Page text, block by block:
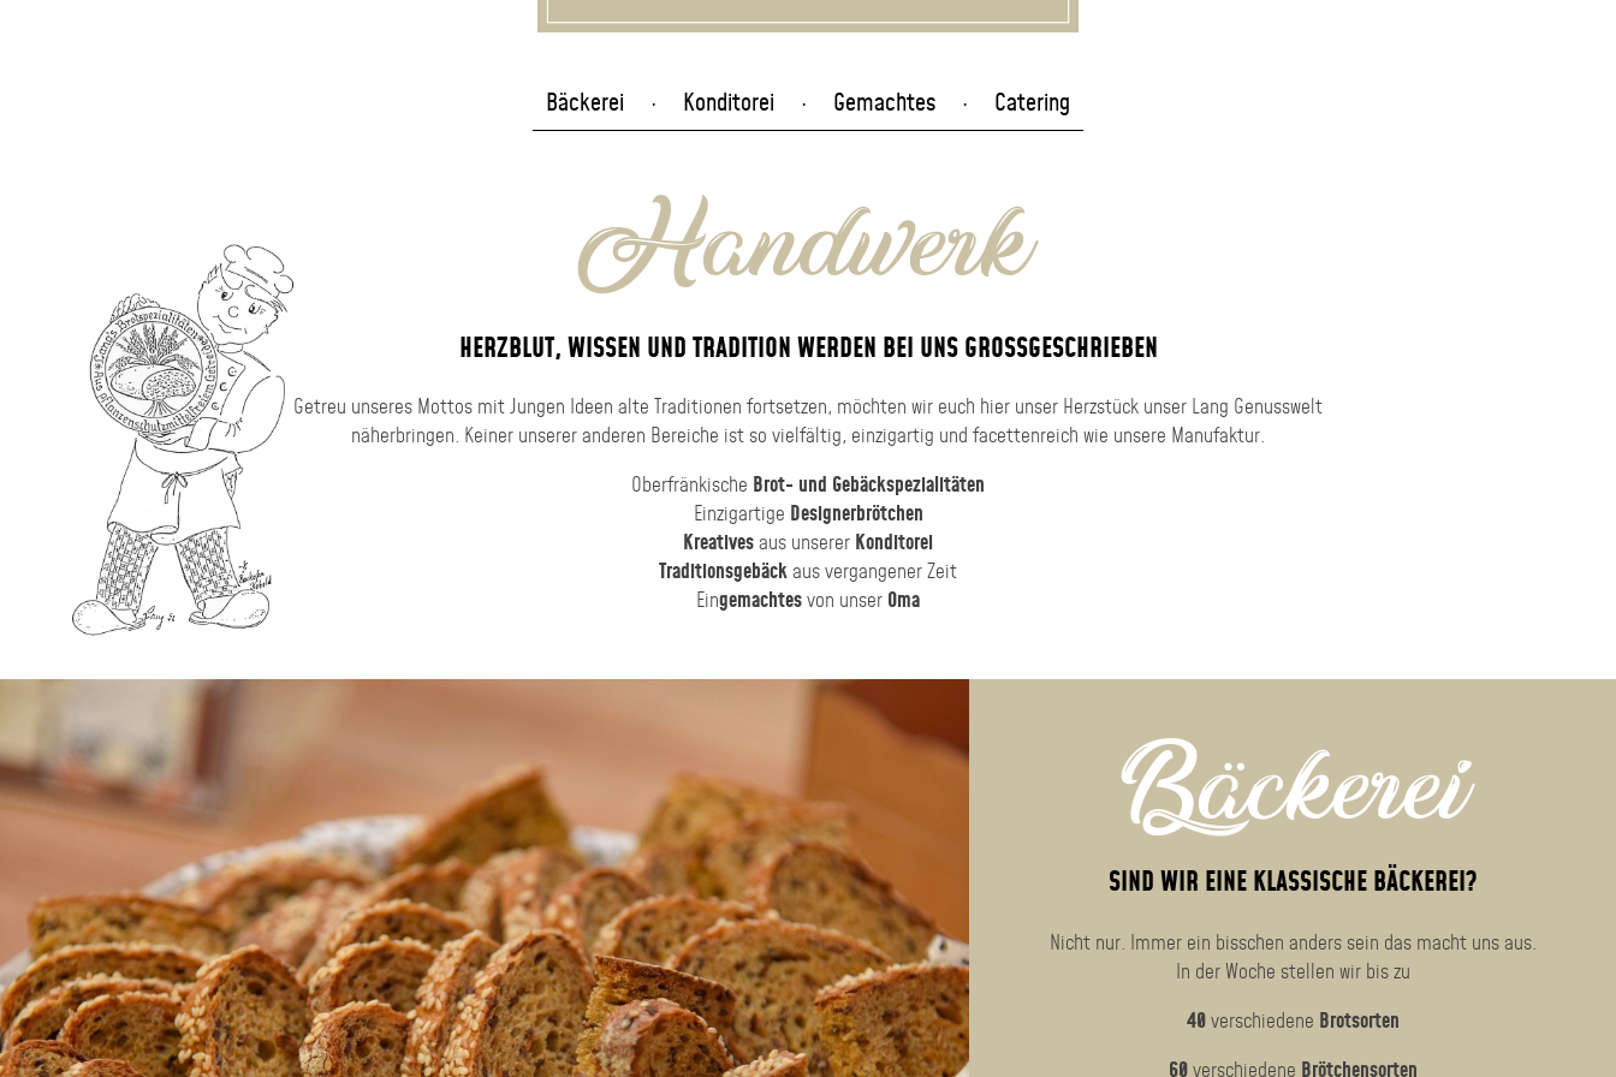
Bäckerei Konditorei Gemachtes Catering
Handwerk
HERZBLUT, WISSEN UND TRADITION WERDEN BEI UNS GROSSGESCHRIEBEN
Getreu unseres Mottos mit Jungen Ideen alte Traditionen fortsetzen, möchten wir euch hier unser Herzstück unser Lang Genusswelt
näherbringen. Keiner unserer anderen Bereiche ist so vielfältig, einzigartig und facettenreich wie unsere Manufaktur.
Oberfränkische Brot- und Gebäckspezialitäten
Einzigartige Designerbrötchen
Kreativesaus unserer Konditorei
Traditionsgebäckaus vergangener Zeit
Eingemachtesvon unser Oma
Bäckerei
SIND WIR EINE KLASSISCHE BÄCKEREI?
Nicht nur. Immer ein bisschen anders sein das macht uns aus.
In der Woche stellen wir bis zu
40verschiedene Brotsorten